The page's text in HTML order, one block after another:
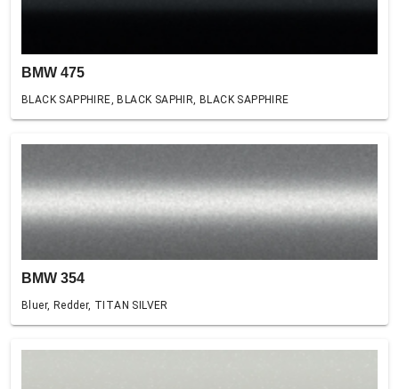
BMW 475
BLACK SAPPHIRE, BLACK SAPHIR, BLACK SAPPHIRE
BMW 354
Bluer, Redder, TITAN SILVER